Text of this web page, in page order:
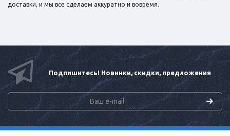
доставки, и мы все сделаем аккуратно и вовремя.
Подпишитесь! Новинки, скидки, предложения